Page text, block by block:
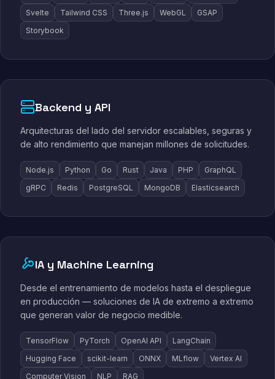
Svelte
Tailwind CSS Three.js WebGL
GSAP
Storybook
Backend y API
Arquitecturas del lado del servidor escalables, seguras y
de alto rendimiento que manejan millones de solicitudes.
Node.js Python Go Rust Java PHP
GraphQL
gRPC
Redis PostgreSQL MongoDB Elasticsearch
IA y Machine Learning
Desde el entrenamiento de modelos hasta el despliegue
en producción — soluciones de IA de extremo a extremo
que generan valor de negocio medible.
TensorFlow PyTorch OpenAI API
LangChain
Hugging Face
scikit-learn ONNX MLflow
Vertex AI
Computer Vision
NLP RAG